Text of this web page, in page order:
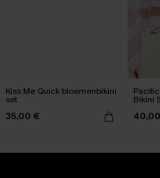
Kiss Me Quick bloemenbikini
set
35,00 €
Bikini